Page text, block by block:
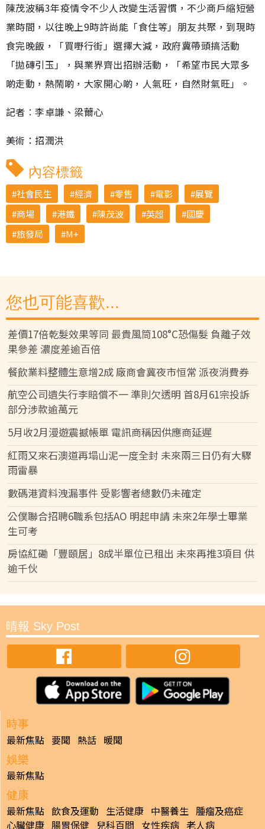
陳茂波稱3年疫情令不少人改變生活習慣，不少商戶縮短營
業時間，以往晚上9時許尚能「食住等」朋友共聚，到現時
食完晚飯，「買嘢行街」選擇大減，政府冀帶頭搞活動
「拋磚引玉」，與業界齊出招辦活動，「希望市民大眾多
啲走動，熱鬧啲，大家開心啲，人氣旺，自然財氣旺」。
記者︰李卓謙、梁薾心
美術：招潤洪
內容標籤
社會民生 經濟 零售 電影
展覽
商場
港鐵 陳茂波 英超
國慶
旅發局
M+
您也可能喜歡...
差價17倍乾髮效果等同 最貴風筒108°C恐傷髮 負離子效
果參差 濃度差逾百倍
餐飲業料整體生意增2成 廠商會冀夜市恒常 派夜消費券
航空公司遺失行李賠償不一 準則欠透明 首8月61宗投訴
部分涉款逾萬元
5月收2月漫遊震撼帳單 電訊商稱因供應商延遲
紅雨又來石澳道再塌山泥一度全封 未來兩三日仍有大驟
雨雷暴
數碼港資料洩漏事件 受影響者總數仍未確定
公僕聯合招聘6職系包括AO 明起申請 未來2年學士畢業
生可考
房協紅磡「豐頤居」8成半單位已租出 未來再推3項目 供
逾千伙
晴報 Sky Post
時事
最新焦點 要聞 熱話 暖聞
娛樂
最新焦點
健康
最新焦點 飲食及運動 生活健康 中醫養生 腫瘤及癌症
心臟健康 腸胃保健 兒科百問 女性疾病 老人病